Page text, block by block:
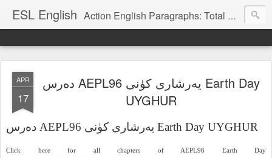
ESL English Action English Paragraphs: Total Physical Response (TPR) Paragraphs for the High School and Adult Language Student
APR
17
دەرس AEPL96 يەرشارى كۈنى Earth Day
UYGHUR
دەرس AEPL96 يەرشارى كۈنى Earth Day UYGHUR
Click here for all chapters of AEPL96 Earth Day